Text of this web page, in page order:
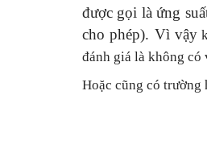
được gọi là ứng
cho phép). Vì vậy
đánh giá là không có
Hoặc cũng có trường